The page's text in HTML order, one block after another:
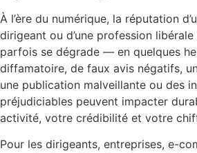
À l’ère du numérique, la réputation
dirigeant ou d’une profession
parfois se dégrade — en quelques
diffamatoire, de faux avis négatifs,
une publication malveillante ou des
préjudiciables peuvent impacter
activité, votre crédibilité et votre
Pour les dirigeants, entreprises, e-